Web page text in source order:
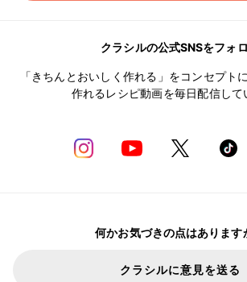
クラシルの公式SNSをフォ
「きちんとおいしく作れる」をコンセプト
作れるレシピ動画を毎日配信して
何かお気づきの点はあります
クラシルに意見を送る